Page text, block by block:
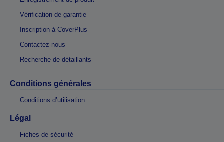
Vérification de garantie
Inscription à CoverPlus
Contactez-nous
Recherche de détaillants
Conditions générales
Conditions d’utilisation
Légal
Fiches de sécurité